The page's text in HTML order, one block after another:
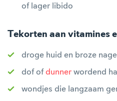
of lager libido
Tekorten aan vitamines
droge huid en broze
dof ofdunner wordend
wondjes die langzaam